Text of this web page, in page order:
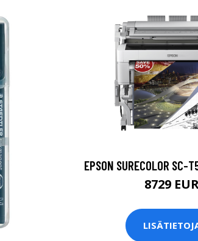
EPSON SURECOLOR SC-
8729